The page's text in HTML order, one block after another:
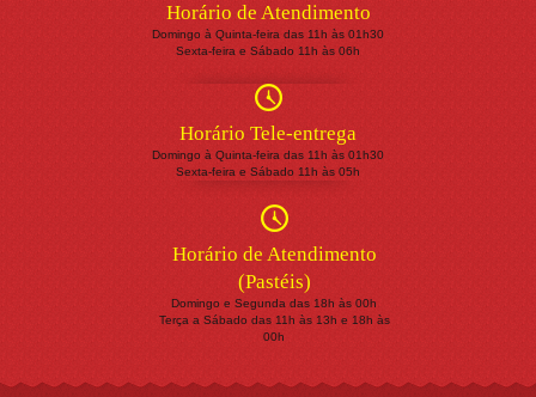
Horário de Atendimento
Domingo à Quinta-feira das 11h às 01h30
Sexta-feira e Sábado 11h às 06h
Horário Tele-entrega
Domingo à Quinta-feira das 11h às 01h30
Sexta-feira e Sábado 11h às 05h
Horário de Atendimento
(Pastéis)
Domingo e Segunda das 18h às 00h
Terça a Sábado das 11h às 13h e 18h às
00h